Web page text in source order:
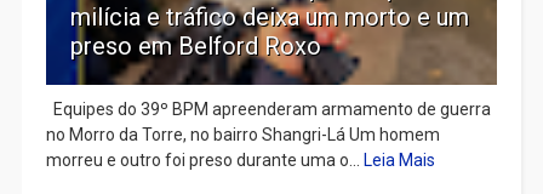
milícia e tráfico deixa um morto e um
preso em Belford Roxo
Equipes do 39º BPM apreenderam armamento de guerra
no Morro da Torre, no bairro Shangri-Lá Um homem
morreu e outro foi preso durante uma o...
Leia Mais